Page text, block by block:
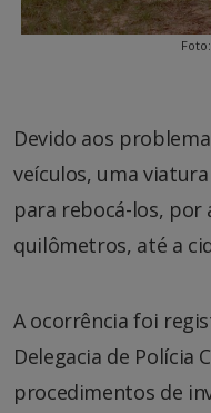
Devido aos
veículos, uma
para rebocá-los,
quilômetros, até a
A ocorrência foi
Delegacia de Polícia
procedimentos de